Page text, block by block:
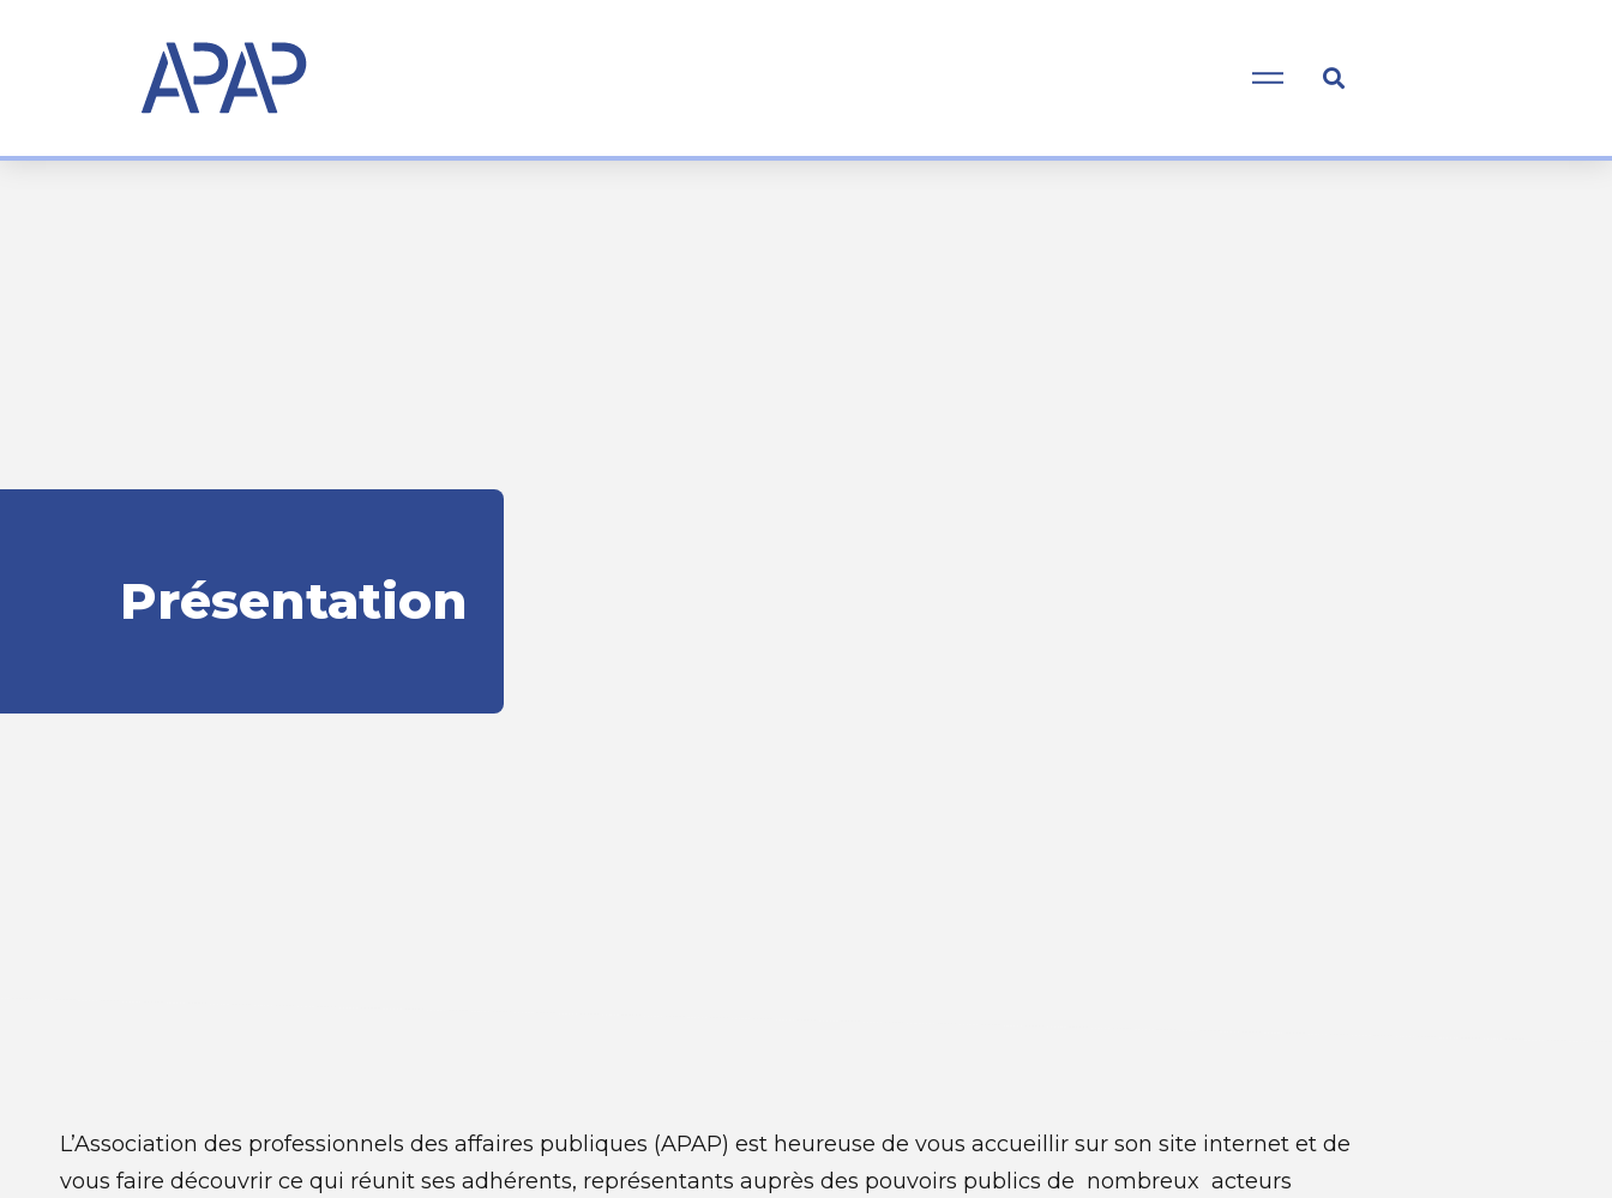
Présentation
L’Association des professionnels des affaires publiques (APAP) est heureuse de vous accueillir sur son site internet et de
vous faire découvrir ce qui réunit ses adhérents, représentants auprès des pouvoirs publics de nombreux acteurs